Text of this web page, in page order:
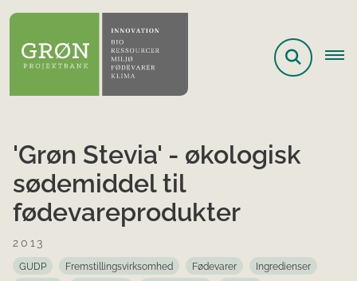
'Grøn Stevia' - økologisk
sødemiddel til
fødevareprodukter
2013
GUDP Fremstillingsvirksomhed Fødevarer
Ingredienser